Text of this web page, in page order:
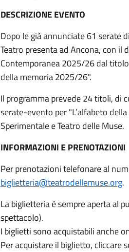
DESCRIZIONE EVENTO
Dopo le già annunciate 61 serate
Teatro presenta ad Ancona, con il
Contemporanea 2025/26 dal
della memoria 2025/26".
Il programma prevede 24 titoli, di
serate-evento per "L’alfabeto
Sperimentale e Teatro delle Muse.
INFORMAZIONI E PRENOTAZIONI
Per prenotazioni telefonare al
biglietteria@teatrodellemuse.org.
La biglietteria è sempre aperta al
spettacolo).
I biglietti sono acquistabili anche
Per acquistare il biglietto, cliccare